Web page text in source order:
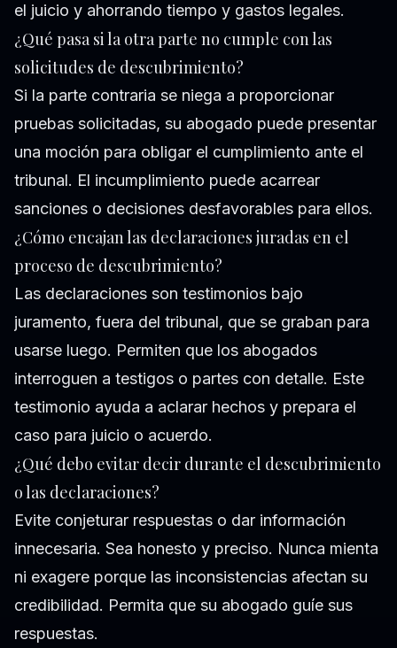
el juicio y ahorrando tiempo y gastos legales.
¿Qué pasa si la otra parte no cumple con las
solicitudes de descubrimiento?
Si la parte contraria se niega a proporcionar
pruebas solicitadas, su abogado puede presentar
una moción para obligar el cumplimiento ante el
tribunal. El incumplimiento puede acarrear
sanciones o decisiones desfavorables para ellos.
¿Cómo encajan las declaraciones juradas en el
proceso de descubrimiento?
Las declaraciones son testimonios bajo
juramento, fuera del tribunal, que se graban para
usarse luego. Permiten que los abogados
interroguen a testigos o partes con detalle. Este
testimonio ayuda a aclarar hechos y prepara el
caso para juicio o acuerdo.
¿Qué debo evitar decir durante el descubrimiento
o las declaraciones?
Evite conjeturar respuestas o dar información
innecesaria. Sea honesto y preciso. Nunca mienta
ni exagere porque las inconsistencias afectan su
credibilidad. Permita que su abogado guíe sus
respuestas.